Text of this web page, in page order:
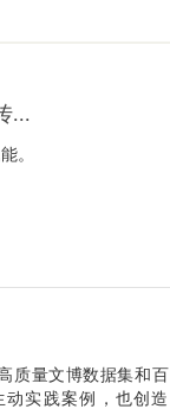
...
。
质量文博数据集和百
实践案例，也创造